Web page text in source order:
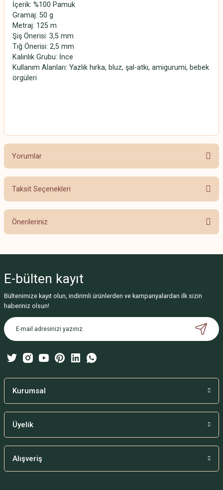
İçerik: %100 Pamuk
Gramaj: 50 g
Metraj: 125 m
Şiş Önerisi: 3,5 mm
Tığ Önerisi: 2,5 mm
Kalınlık Grubu: İnce
Kullanım Alanları: Yazlık hırka, bluz, şal-atkı, amigurumi, bebek
örgüleri
Yorumlar
Bu ürüne ilk yorumu siz yapın!
Taksit Seçenekleri
Önerileriniz
Görüş ve önerileriniz için teşekkür ederiz.
Ürün resmi kalitesiz, bozuk veya görüntülenemiyor.
Ürün açıklamasında eksik bilgiler bulunuyor.
Ürün bilgilerinde hatalar bulunuyor.
Bu ürüne benzer farklı alternatifler olmalı.
E-bülten kayıt
Bültenimize kayıt olun, indirimli ürünlerden ve kampanyalardan ilk sizin
haberiniz olsun!
Kurumsal
Üyelik
Alışveriş